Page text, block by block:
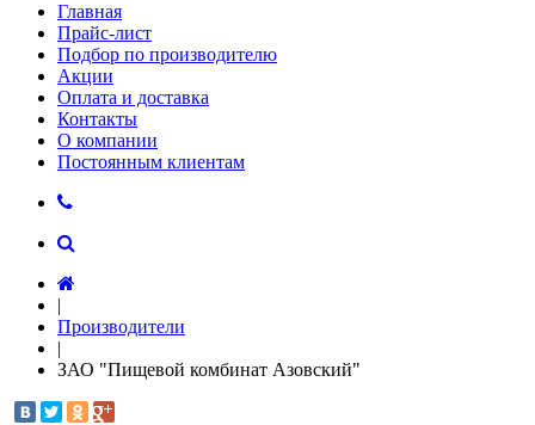
Главная
Прайс-лист
Подбор по производителю
Акции
Оплата и доставка
Контакты
О компании
Постоянным клиентам
|
Производители
|
ЗАО "Пищевой комбинат Азовский"